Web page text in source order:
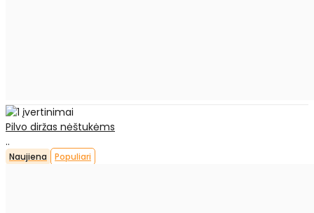
Pilvo diržas nėštukėms
..
Naujiena Populiari